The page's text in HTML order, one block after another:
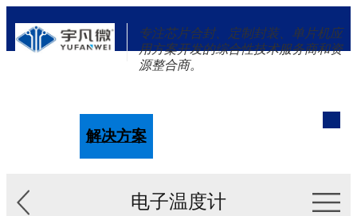
专注芯片合封、定制封装、单片机应
用方案开发的综合性技术服务商和资
源整合商。
解决方案
电子温度计